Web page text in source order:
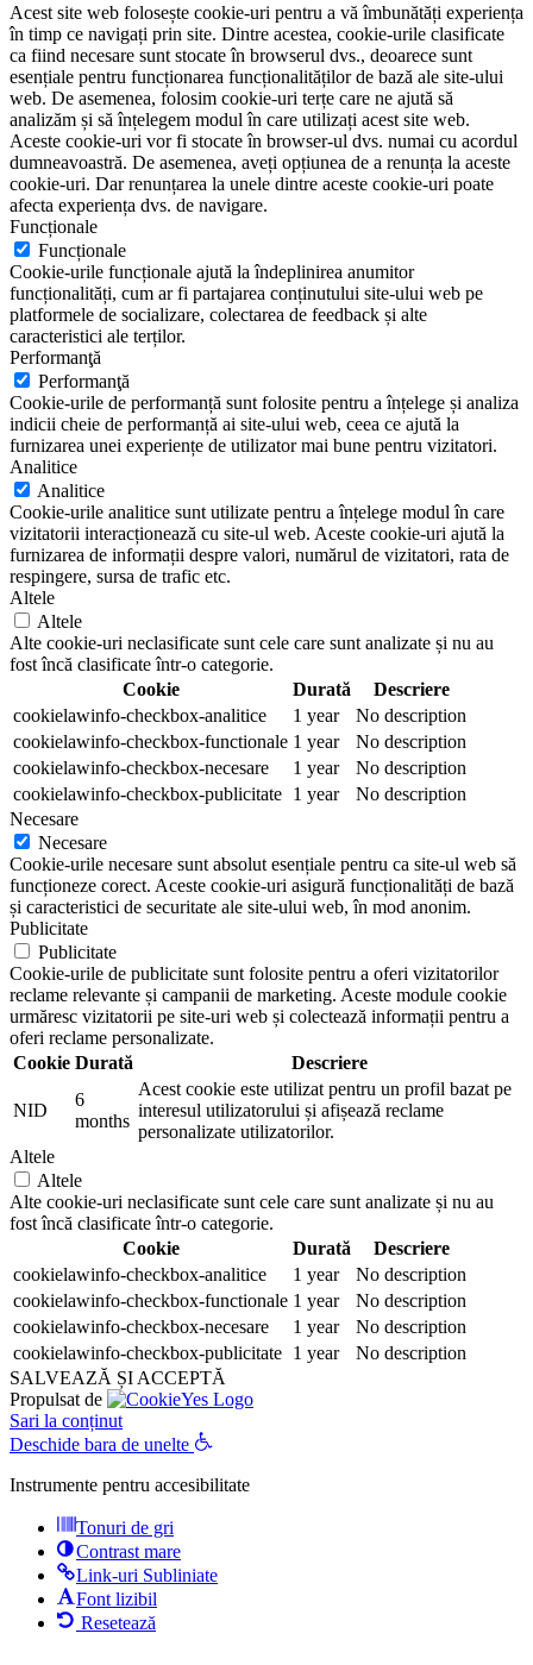
Acest site web folosește cookie-uri pentru a vă îmbunătăți experiența
în timp ce navigați prin site. Dintre acestea, cookie-urile clasificate
ca fiind necesare sunt stocate în browserul dvs., deoarece sunt
esențiale pentru funcționarea funcționalităților de bază ale site-ului
web. De asemenea, folosim cookie-uri terțe care ne ajută să
analizăm și să înțelegem modul în care utilizați acest site web.
Aceste cookie-uri vor fi stocate în browser-ul dvs. numai cu acordul
dumneavoastră. De asemenea, aveți opțiunea de a renunța la aceste
cookie-uri. Dar renunțarea la unele dintre aceste cookie-uri poate
afecta experiența dvs. de navigare.
Funcționale
Funcționale
Cookie-urile funcționale ajută la îndeplinirea anumitor
funcționalități, cum ar fi partajarea conținutului site-ului web pe
platformele de socializare, colectarea de feedback și alte
caracteristici ale terților.
Performanţă
Performanţă
Cookie-urile de performanță sunt folosite pentru a înțelege și analiza
indicii cheie de performanță ai site-ului web, ceea ce ajută la
furnizarea unei experiențe de utilizator mai bune pentru vizitatori.
Analitice
Analitice
Cookie-urile analitice sunt utilizate pentru a înțelege modul în care
vizitatorii interacționează cu site-ul web. Aceste cookie-uri ajută la
furnizarea de informații despre valori, numărul de vizitatori, rata de
respingere, sursa de trafic etc.
Altele
Altele
Alte cookie-uri neclasificate sunt cele care sunt analizate și nu au
fost încă clasificate într-o categorie.
Cookie
Durată
Descriere
cookielawinfo-checkbox-analitice
1 year
No description
cookielawinfo-checkbox-functionale 1 year
No description
cookielawinfo-checkbox-necesare
1 year
No description
cookielawinfo-checkbox-publicitate 1 year
No description
Necesare
Necesare
Cookie-urile necesare sunt absolut esențiale pentru ca site-ul web să
funcționeze corect. Aceste cookie-uri asigură funcționalități de bază
și caracteristici de securitate ale site-ului web, în mod anonim.
Publicitate
Publicitate
Cookie-urile de publicitate sunt folosite pentru a oferi vizitatorilor
reclame relevante și campanii de marketing. Aceste module cookie
urmăresc vizitatorii pe site-uri web și colectează informații pentru a
oferi reclame personalizate.
Cookie Durată Descriere
NID
6
months
Acest cookie este utilizat pentru un profil bazat pe
interesul utilizatorului și afișează reclame
personalizate utilizatorilor.
Altele
Altele
Alte cookie-uri neclasificate sunt cele care sunt analizate și nu au
fost încă clasificate într-o categorie.
Cookie
Durată
Descriere
cookielawinfo-checkbox-analitice
1 year
No description
cookielawinfo-checkbox-functionale 1 year
No description
cookielawinfo-checkbox-necesare
1 year
No description
cookielawinfo-checkbox-publicitate 1 year
No description
SALVEAZĂ ȘI ACCEPTĂ
Propulsat de
Sari la conținut
Deschide bara de unelte
Instrumente pentru accesibilitate
Tonuri de gri
Contrast mare
Link-uri Subliniate
Font lizibil
Resetează